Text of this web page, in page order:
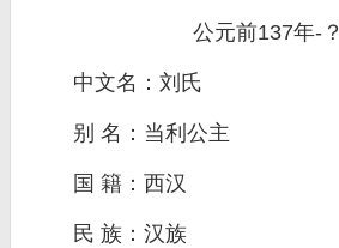
公元前137年-？
中文名：刘氏
别 名：当利公主
国 籍：西汉
民 族：汉族